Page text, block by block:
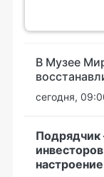
В Музее
сегодня,
Подрядчик